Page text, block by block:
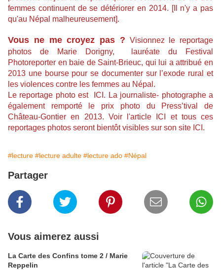
femmes continuent de se détériorer en 2014. [Il n'y a pas
qu'au Népal malheureusement].
Vous ne me croyez pas ? Visionnez le reportage
photos de Marie Dorigny, lauréate du Festival
Photoreporter en baie de Saint-Brieuc, qui lui a attribué en
2013 une bourse pour se documenter sur l’exode rural et
les violences contre les femmes au Népal.
Le reportage photo est
ICI. La journaliste- photographe a
également remporté le prix photo du Press’tival de
Château-Gontier en 2013. Voir l'article
ICI et tous ces
reportages photos seront bientôt visibles sur son site ICI.
#lecture #lecture adulte #lecture ado #Népal
Partager
Vous aimerez aussi
La Carte des Confins tome 2 / Marie
Reppelin